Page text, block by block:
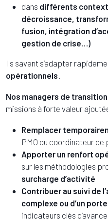
dans différents
décroissance,
fusion, intégration
gestion de crise…)
Ils savent s’adapter
opérationnels.
Nos managers de transition
missions à forte valeur
Remplacer
PMO ou coordinateur de
Apporter un renfort
sur les méthodologies
surcharge d’activité
Contribuer au suivi de
complexe ou d’un
indicateurs clés